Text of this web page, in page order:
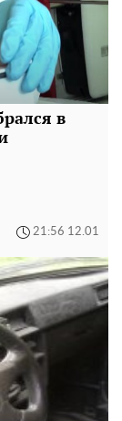
в
21:56 12.01